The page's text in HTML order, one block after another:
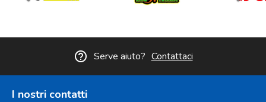
help_outline Serve aiuto? Contattaci
I nostri contatti